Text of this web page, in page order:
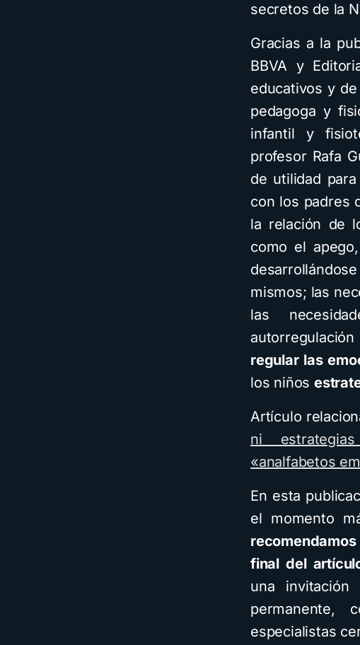
secretos de la
Gracias a la
BBVA y
educativos y
pedagoga y
infantil y
profesor Rafa
de utilidad
con los padres
la relación de
como el
mismos; las
las
regular las
los niños
Artículo
ni
«analfabetos
En esta
el momento
final del
una invitación
permanente,
especialistas